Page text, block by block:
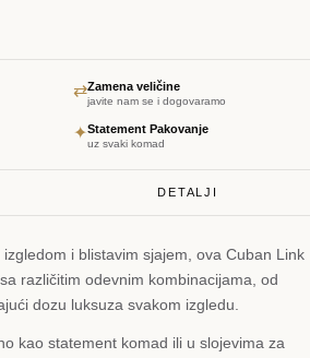
⇄Zamena veličine
javite nam se i dogovaramo
✦Statement Pakovanje
uz svaki komad
DETALJI
i blistavim sjajem, ova Cuban Link
različitim odevnim kombinacijama, od
dozu luksuza svakom izgledu.
kao statement komad ili u slojevima za